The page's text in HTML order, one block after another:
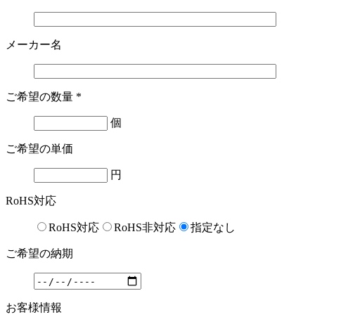
メーカー名
ご希望の数量 *
個
ご希望の単価
円
RoHS対応
RoHS対応 RoHS非対応 指定なし
ご希望の納期
お客様情報